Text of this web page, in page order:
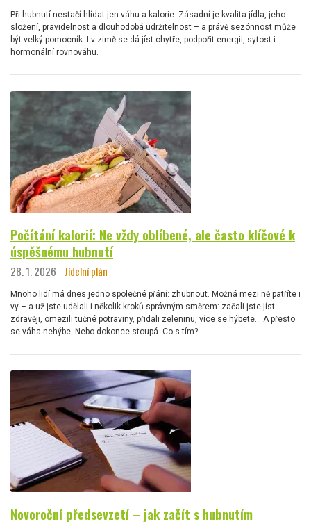
Při hubnutí nestačí hlídat jen váhu a kalorie. Zásadní je kvalita jídla, jeho
složení, pravidelnost a dlouhodobá udržitelnost – a právě sezónnost může
být velký pomocník. I v zimě se dá jíst chytře, podpořit energii, sytost i
hormonální rovnováhu.
Počítání kalorií: Ne vždy oblíbené, ale často klíčové k
úspěšnému hubnutí
28. 1. 2026 Jídelní plán
Mnoho lidí má dnes jedno společné přání: zhubnout. Možná mezi ně patříte i
vy – a už jste udělali i několik kroků správným směrem: začali jste jíst
zdravěji, omezili tučné potraviny, přidali zeleninu, více se hýbete… A přesto
se váha nehýbe. Nebo dokonce stoupá. Co s tím?
Novoroční předsevzetí – jak začít s hubnutím